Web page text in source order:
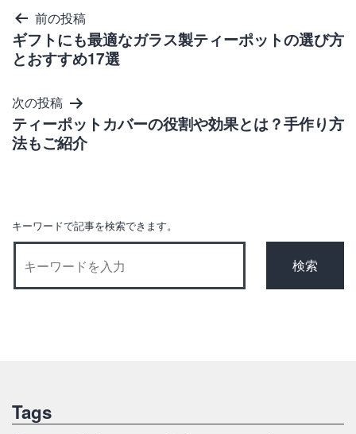
投
稿
ナ
ビ
ゲ
ー
ン
前の投稿
ギフトにも最適なガラス製ティーポットの選び方
とおすすめ17選
次の投稿
ティーポットカバーの役割や効果とは？手作り方
法もご紹介
キーワードで記事を検索できます。
Tags